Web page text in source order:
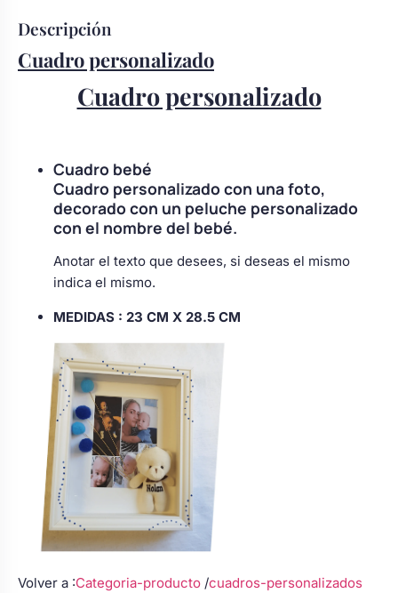
Descripción
Cuadro personalizado
Cuadro personalizado
Cuadro bebé
Cuadro personalizado con una foto,
decorado con un peluche personalizado
con el nombre del bebé.
Anotar el texto que desees, si deseas el mismo
indica el mismo.
MEDIDAS : 23 CM X 28.5 CM
Volver a :Categoria-producto /cuadros-personalizados